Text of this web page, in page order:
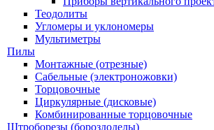
Теодолиты
Угломеры и уклономеры
Мультиметры
Пилы
Монтажные (отрезные)
Сабельные (электроножовки)
Торцовочные
Циркулярные (дисковые)
Комбинированные торцовочные
Штроборезы (бороздоделы)